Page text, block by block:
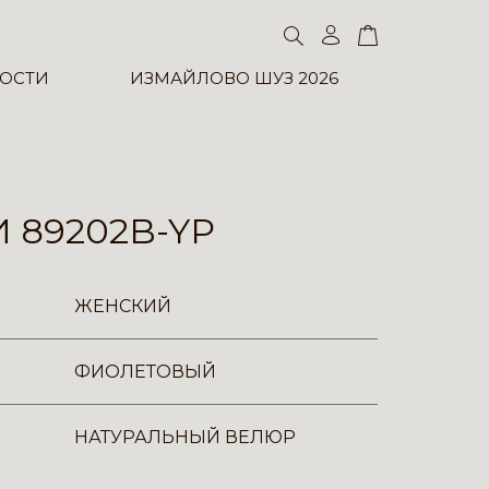
ИЗМАЙЛОВО ШУЗ 2026
YP
ЖЕНСКИЙ
ФИОЛЕТОВЫЙ
НАТУРАЛЬНЫЙ ВЕЛЮР